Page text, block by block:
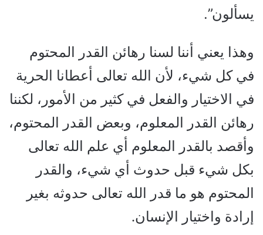
يسألون”.
وهذا يعني أننا لسنا رهائن القدر المحتوم
في كل شيء، لأن الله تعالى أعطانا الحرية
في الاختيار والفعل في كثير من الأمور، لكننا
رهائن القدر المعلوم، وبعض القدر المحتوم،
وأقصد بالقدر المعلوم أي علم الله تعالى
بكل شيء قبل حدوث أي شيء، والقدر
المحتوم هو ما قدر الله تعالى حدوثه بغير
إرادة واختيار الإنسان.